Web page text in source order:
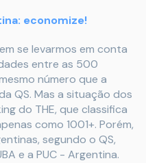
economize!
se levarmos em conta
entre as 500
número que a
QS. Mas a situação dos
do THE, que classifica
como 1001+. Porém,
segundo o QS,
e a PUC - Argentina.